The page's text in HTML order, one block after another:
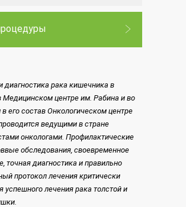
диагностика рака кишечника в
Медицинском центре им. Рабина и во
его состав Онкологическом центре
ведущими в стране
онкологами. Профилактические
обследования, своевременное
точная диагностика и правильно
протокол лечения критически
лечения рака толстой и